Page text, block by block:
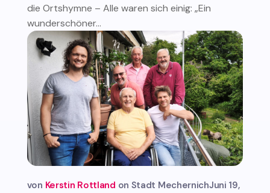
die Ortshymne – Alle waren sich einig: „Ein
wunderschöner...
von Kerstin Rottland Stadt MechernichJuni 19,